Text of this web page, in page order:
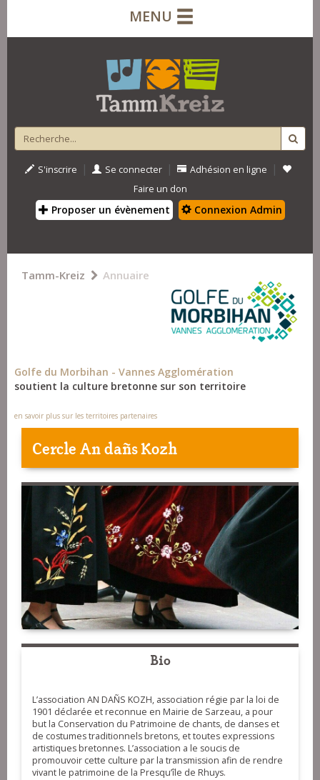
MENU
S'inscrire | Se connecter | Adhésion en ligne |
Faire un don
Proposer un évènement Connexion Admin
Tamm-Kreiz Annuaire
Golfe du Morbihan - Vannes Agglomération
soutient la culture bretonne sur son territoire
en savoir plus sur les territoires partenaires
Cercle An dañs Kozh
Bio
L’association AN DAÑS KOZH, association régie par la loi de
1901 déclarée et reconnue en Mairie de Sarzeau, a pour
but la Conservation du Patrimoine de chants, de danses et
de costumes traditionnels bretons, et toutes expressions
artistiques bretonnes. L’association a le soucis de
promouvoir cette culture par la transmission afin de rendre
vivant le patrimoine de la Presqu’île de Rhuys.